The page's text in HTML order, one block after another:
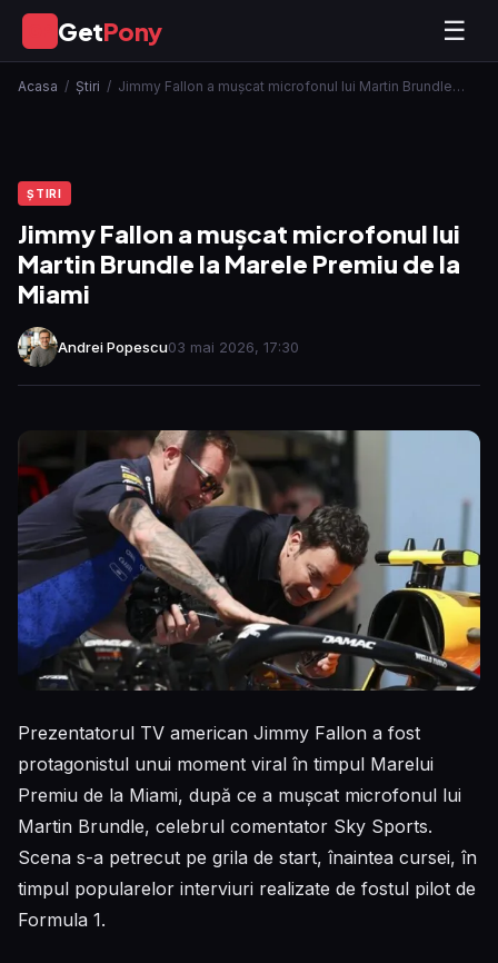
GetPony ☰
Acasa / Ştiri / Jimmy Fallon a mușcat microfonul lui Martin Brundle…
ŞTIRI
Jimmy Fallon a mușcat microfonul lui
Martin Brundle la Marele Premiu de la
Miami
Andrei Popescu03 mai 2026, 17:30
Prezentatorul TV american Jimmy Fallon a fost
protagonistul unui moment viral în timpul Marelui
Premiu de la Miami, după ce a mușcat microfonul lui
Martin Brundle, celebrul comentator Sky Sports.
Scena s-a petrecut pe grila de start, înaintea cursei, în
timpul popularelor interviuri realizate de fostul pilot de
Formula 1.